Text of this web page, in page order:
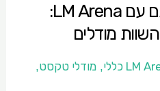
עריכת תמונות AI חינם עם LM Arena:
מודלים
,מודלי טקסט,